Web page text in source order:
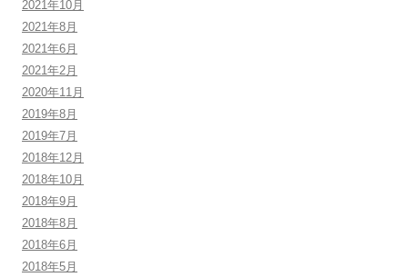
2021年10月
2021年8月
2021年6月
2021年2月
2020年11月
2019年8月
2019年7月
2018年12月
2018年10月
2018年9月
2018年8月
2018年6月
2018年5月